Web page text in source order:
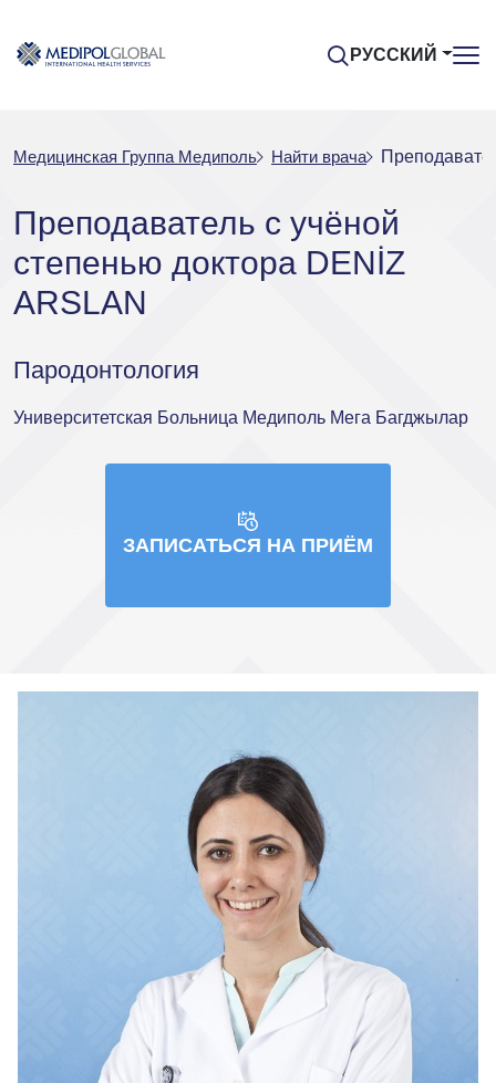
РУССКИЙ
Медицинская Группа Медиполь Найти врача
Преподаватель с учёной
степенью доктора DENİZ
ARSLAN
Пародонтология
Университетская Больница Медиполь Мега Багджылар
ЗАПИСАТЬСЯ НА ПРИЁМ